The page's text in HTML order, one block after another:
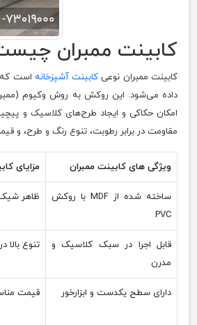
کابینت ممبران
کابینت ممبران نوعی کابینت آشپزخانه
امکان حکاکی و ایجاد طرح‌های کلاسیک و
مقاومت در برابر رطوبت، تنوع رنگ و طرح، و
ویژگی های کابینت ممبران مزایای
ساخته شده از MDF با روکش
PVC
ظاهر
قابل اجرا در سبک کلاسیک و
مدرن
تنوع بالا
دارای سطح یکدست و ابزارخور قیمت